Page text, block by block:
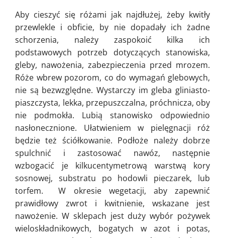
Aby cieszyć się różami jak najdłużej, żeby kwitły
przewlekle i obficie, by nie dopadały ich żadne
schorzenia, należy zaspokoić kilka ich
podstawowych potrzeb dotyczących stanowiska,
gleby, nawożenia, zabezpieczenia przed mrozem.
Róże wbrew pozorom, co do wymagań glebowych,
nie są bezwzględne. Wystarczy im gleba gliniasto-
piaszczysta, lekka, przepuszczalna, próchnicza, oby
nie podmokła. Lubią stanowisko odpowiednio
nasłonecznione. Ułatwieniem w pielęgnacji róż
będzie też ściółkowanie. Podłoże należy dobrze
spulchnić i zastosować nawóz, następnie
wzbogacić je kilkucentymetrową warstwą kory
sosnowej, substratu po hodowli pieczarek, lub
torfem. W okresie wegetacji, aby zapewnić
prawidłowy zwrot i kwitnienie, wskazane jest
nawożenie. W sklepach jest duży wybór pożywek
wieloskładnikowych, bogatych w azot i potas,